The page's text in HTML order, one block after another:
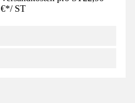
€*/ ST